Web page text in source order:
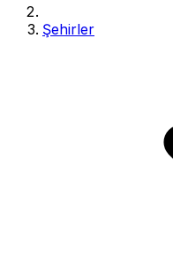
Şehirler